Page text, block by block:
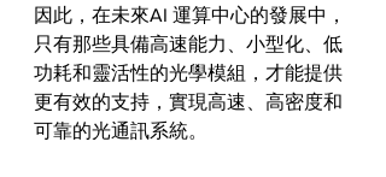
因此，在未來AI 運算中心的發展中，
只有那些具備高速能力、小型化、低
功耗和靈活性的光學模組，才能提供
更有效的支持，實現高速、高密度和
可靠的光通訊系統。